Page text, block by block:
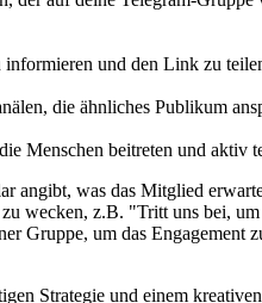
und den Link zu
die ähnliches Publikum
Menschen beitreten und aktiv
angibt, was das Mitglied
wecken, z.B. "Tritt uns bei,
Gruppe, um das Engagement
Strategie und einem